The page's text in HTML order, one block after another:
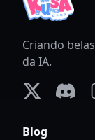
Criando
da IA.
Blog